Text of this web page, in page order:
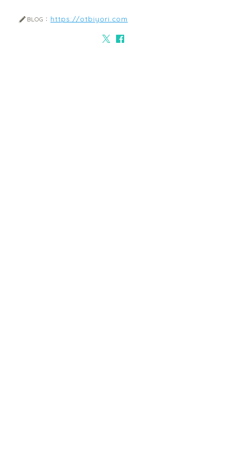
BLOG： https://otbiyori.com